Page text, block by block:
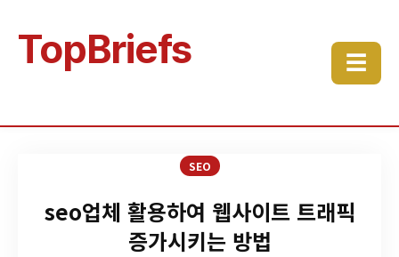
TopBriefs ☰
SEO
seo업체 활용하여 웹사이트 트래픽
증가시키는 방법